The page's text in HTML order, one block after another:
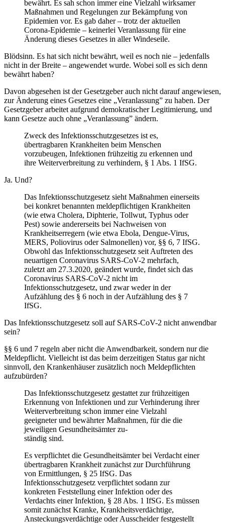
bewährt. Es sah schon immer eine Vielzahl wirksamer
Maßnahmen und Regelungen zur Bekämpfung von
Epidemien vor. Es gab daher – trotz der aktuellen
Corona-Epidemie – keinerlei Veranlassung für eine
Änderung dieses Gesetzes in aller Windeseile.
Blödsinn. Es hat sich nicht bewährt, weil es noch nie – jedenfalls
nicht in der Breite – angewendet wurde. Wobei soll es sich denn
bewährt haben?
Davon abgesehen ist der Gesetzgeber auch nicht darauf angewiesen,
zur Änderung eines Gesetzes eine „Veranlassung” zu haben. Der
Gesetzgeber arbeitet aufgrund demokratischer Legitimierung, und
kann Gesetze auch ohne „Veranlassung” ändern.
Zweck des Infektionsschutzgesetzes ist es,
übertragbaren Krankheiten beim Menschen
vorzubeugen, Infektionen frühzeitig zu erkennen und
ihre Weiterverbreitung zu verhindern, § 1 Abs. 1 IfSG.
Ja. Und?
Das Infektionsschutzgesetz sieht Maßnahmen einerseits
bei konkret benannten meldepflichtigen Krankheiten
(wie etwa Cholera, Diphterie, Tollwut, Typhus oder
Pest) sowie andererseits bei Nachweisen von
Krankheitserregern (wie etwa Ebola, Dengue-Virus,
MERS, Poliovirus oder Salmonellen) vor, §§ 6, 7 IfSG.
Obwohl das Infektionsschutzgesetz seit Auftreten des
neuartigen Coronavirus SARS-CoV-2 mehrfach,
zuletzt am 27.3.2020, geändert wurde, findet sich das
Coronavirus SARS-CoV-2 nicht im
Infektionsschutzgesetz, und zwar weder in der
Aufzählung des § 6 noch in der Aufzählung des § 7
IfSG.
Das Infektionsschutzgesetz soll auf SARS-CoV-2 nicht anwendbar
sein?
§§ 6 und 7 regeln aber nicht die Anwendbarkeit, sondern nur die
Meldepflicht. Vielleicht ist das beim derzeitigen Status gar nicht
sinnvoll, den Krankenhäuser zusätzlich noch Meldepflichten
aufzubürden?
Das Infektionsschutzgesetz gestattet zur frühzeitigen
Erkennung von Infektionen und zur Verhinderung ihrer
Weiterverbreitung schon immer eine Vielzahl
geeigneter und bewährter Maßnahmen, für die die
jeweiligen Gesundheitsämter zu-
ständig sind.
Es verpflichtet die Gesundheitsämter bei Verdacht einer
übertragbaren Krankheit zunächst zur Durchführung
von Ermittlungen, § 25 IfSG. Das
Infektionsschutzgesetz verpflichtet sodann zur
konkreten Feststellung einer Infektion oder des
Verdachts einer Infektion, § 28 Abs. 1 IfSG. Es müssen
somit zunächst Kranke, Krankheitsverdächtige,
Ansteckungsverdächtige oder Ausscheider festgestellt